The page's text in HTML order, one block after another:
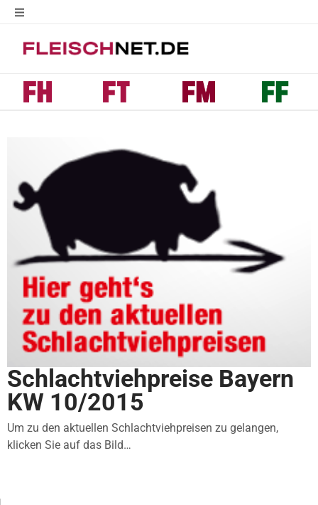
Schlachtviehpreise Bayern
KW 10/2015
Um zu den aktuellen Schlachtviehpreisen zu gelangen,
klicken Sie auf das Bild…